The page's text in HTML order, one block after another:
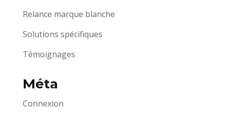
Relance marque blanche
Solutions spécifiques
Témoignages
Méta
Connexion